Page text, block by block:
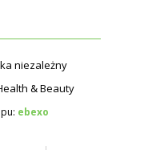
niezależny
& Beauty
ebexo